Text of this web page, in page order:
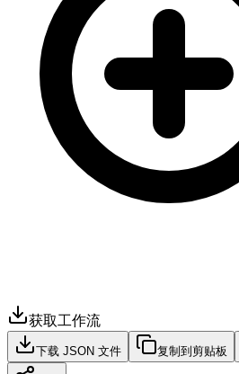
获取工作流
下载 JSON 文件 复制到剪贴板